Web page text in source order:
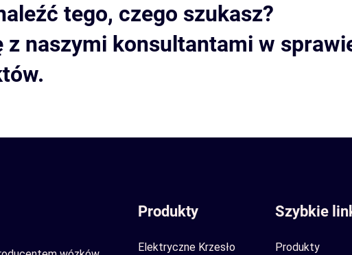
tego, czego szukasz?
z naszymi konsultantami w
Produkty
Elektryczne Krzesło
Szybkie
Produkty